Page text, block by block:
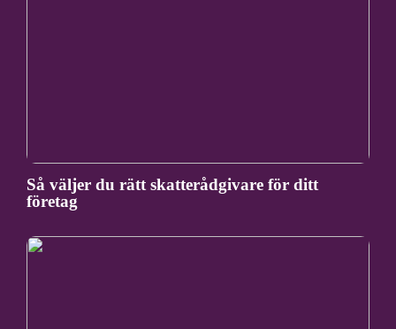
Så väljer du rätt skatterådgivare för ditt
företag